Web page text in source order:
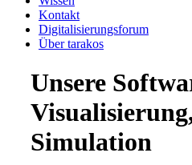
Kontakt
Digitalisierungsforum
Über tarakos
Unsere
Simulation